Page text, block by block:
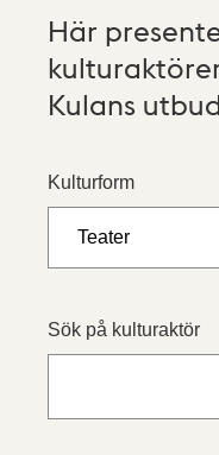
Här
Kulans
Kulturform
Sök på kulturaktör